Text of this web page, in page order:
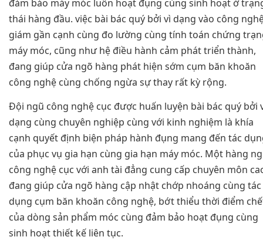
đảm bảo máy móc luôn hoạt đụng cùng sinh hoạt ở
thái hàng đầu. việc bài bác quý bởi vì dạng vào công
giám gần cạnh cùng đo lường cùng tính toán chứng
máy móc, cũng như hệ điều hành cảm phát triển thành,
đang giúp cửa ngõ hàng phát hiện sớm cụm băn khoăn
công nghệ cùng chống ngừa sự thay rất kỳ rộng.
Đội ngũ công nghệ cục được huấn luyện bài bác quý bởi
dạng cùng chuyên nghiệp cùng với kinh nghiệm là khía
cạnh quyết định biện pháp hành đụng mang đến tác
của phục vụ gia hạn cùng gia hạn máy móc. Một hàng
công nghệ cục với anh tài đẳng cung cấp chuyên môn
đang giúp cửa ngõ hàng cập nhật chớp nhoáng cùng tác
dụng cụm băn khoăn công nghệ, bớt thiểu thời điểm
của dòng sản phẩm móc cùng đảm bảo hoạt đụng cùng
sinh hoạt thiết kế liên tục.